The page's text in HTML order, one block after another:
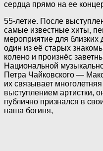
55-летие. После
самые известные хиты,
мероприятие для близких
один из её старых
колено и произнёс
Национальной
Петра Чайковского —
их связывает
выступлением артистки,
публично признался в
наша богиня,